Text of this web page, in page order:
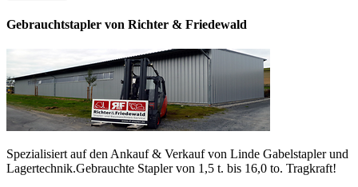
Gebrauchtstapler von Richter & Friedewald
Spezialisiert auf den Ankauf & Verkauf von Linde Gabelstapler und
Lagertechnik.Gebrauchte Stapler von 1,5 t. bis 16,0 to. Tragkraft!